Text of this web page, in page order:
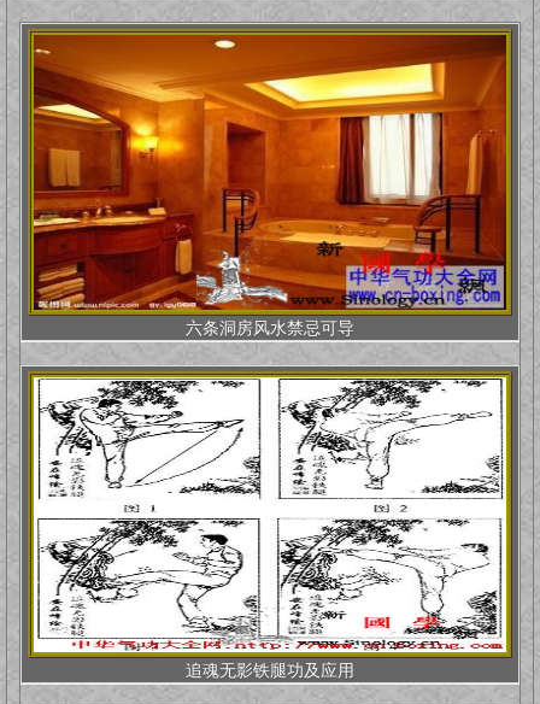
六条洞房风水禁忌可导
追魂无影铁腿功及应用